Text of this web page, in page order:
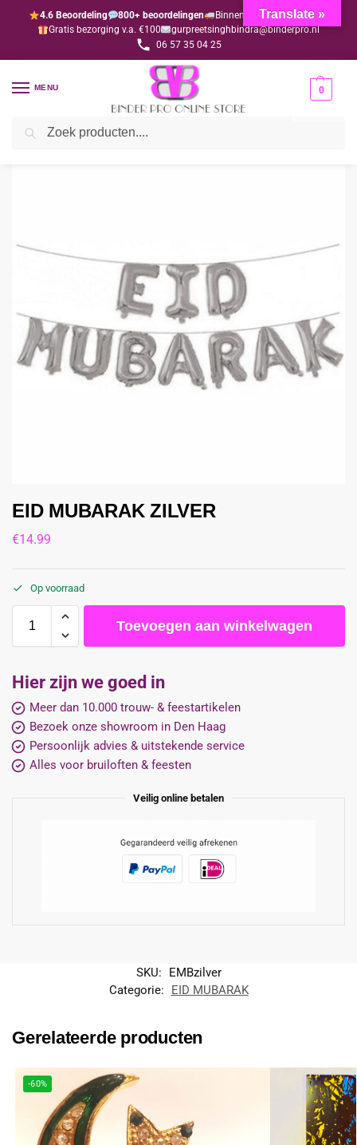
4.6 Beoordeling 800+ beoordelingen
Binnen 1-3 dagen geleverd
Gratis bezorging v.a. €100
gurpreetsinghbindra@binderpro.nl
06 57 35 04 25
MENU 0
Home EID MUBARAK / EID MUBARAK ZILVER
EID MUBARAK ZILVER
€14.99
Op voorraad
Toevoegen aan winkelwagen
Hier zijn we goed in
Meer dan 10.000 trouw- & feestartikelen
Bezoek onze showroom in Den Haag
Persoonlijk advies & uitstekende service
Alles voor bruiloften & feesten
Veilig online betalen
SKU:
EMBzilver
Categorie:
EID MUBARAK
Gerelateerde producten
-60%
Translate »